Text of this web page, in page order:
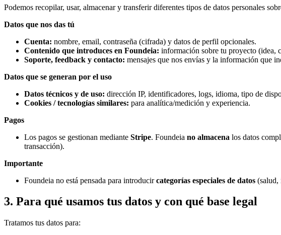
Podemos recopilar, usar, almacenar y transferir diferentes tipos de datos personales
Datos que nos das tú
Cuenta: nombre, email, contraseña (cifrada) y datos de perfil opcionales.
Contenido que introduces en Foundeia: información sobre tu proyecto (idea,
Soporte, feedback y contacto: mensajes que nos envías y la información que
Datos que se generan por el uso
Datos técnicos y de uso: dirección IP, identificadores, logs, idioma, tipo de
Cookies / tecnologías similares: para analítica/medición y experiencia.
Pagos
Los pagos se gestionan mediante Stripe. Foundeia no almacena los datos
transacción).
Importante
Foundeia no está pensada para introducircategorías especiales de datos (salud,
3. Para qué usamos tus datos y con qué base legal
Tratamos tus datos para: